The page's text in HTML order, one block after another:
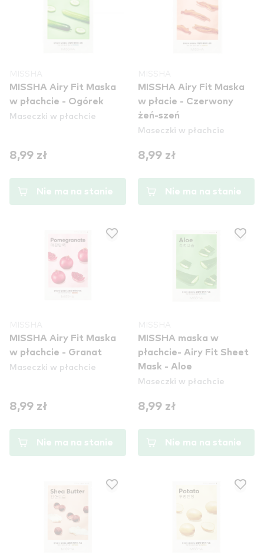
MISSHA Airy Fit Maska
w płachcie - Ogórek
Maseczki w płachcie
8,99 zł
Nie ma na stanie
MISSHA Airy Fit Maska
w płacie - Czerwony
żeń-szeń
Maseczki w płachcie
8,99 zł
Nie ma na stanie
MISSHA Airy Fit Maska
w płachcie - Granat
Maseczki w płachcie
8,99 zł
Nie ma na stanie
MISSHA maska w
płachcie- Airy Fit Sheet
Mask - Aloe
Maseczki w płachcie
8,99 zł
Nie ma na stanie